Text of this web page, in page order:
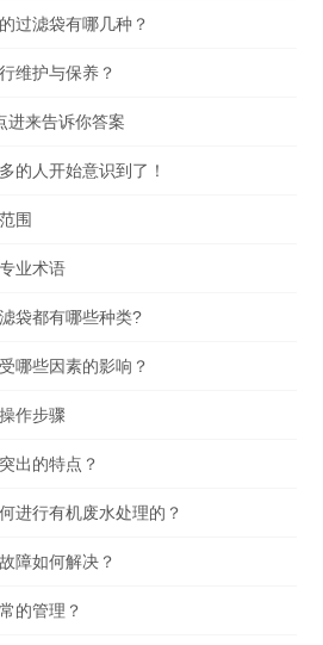
过滤袋有哪几种？
维护与保养？
进来告诉你答案
的人开始意识到了！
围
业术语
袋都有哪些种类?
哪些因素的影响？
作步骤
出的特点？
进行有机废水处理的？
障如何解决？
的管理？